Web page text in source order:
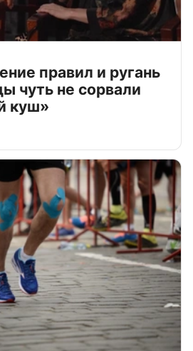
правил и ругань
чуть не сорвали
куш»